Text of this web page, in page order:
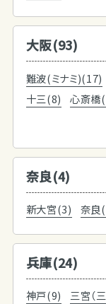
大阪(93)
難波(ミナミ)(17)
十三(8)
心斎橋
奈良(4)
新大宮(3) 奈良
兵庫(24)
神戸(9) 三宮（